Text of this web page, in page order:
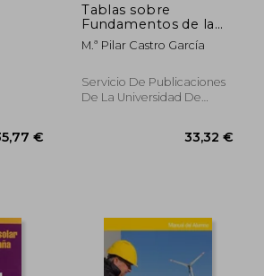
42,42 €
Tablas sobre
Fundamentos de la
Radiación Solar
(Textos Universitarios)
M.ª Pilar Castro García
Servicio De Publicaciones
De La Universidad De